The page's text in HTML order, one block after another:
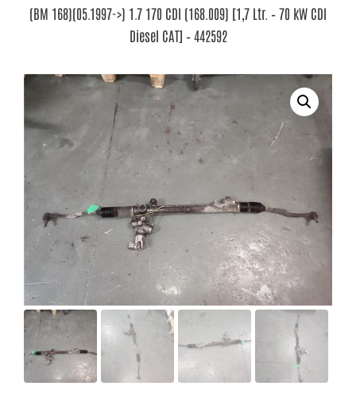
(BM 168)(05.1997->) 1.7 170 CDI (168.009) [1,7 Ltr. – 70 kW CDI
Diesel CAT] – 442592